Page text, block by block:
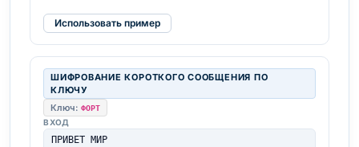
Использовать пример
ШИФРОВАНИЕ КОРОТКОГО СООБЩЕНИЯ ПО
КЛЮЧУ
Ключ: ФОРТ
ВХОД
ПРИВЕТ МИР